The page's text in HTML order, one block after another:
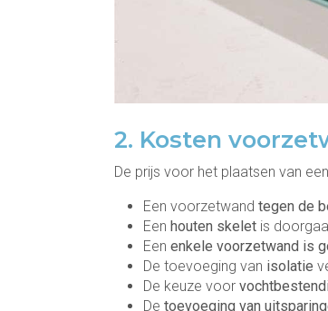
2. Kosten
De prijs voor het plaatsen van
Een voorzetwand tegen de
Een houten skelet is
Een enkele voorzetwand is
De toevoeging van isolatie
De keuze voor
De toevoeging van